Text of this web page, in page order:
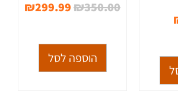
₪350.00
₪299.99
הוספה לסל